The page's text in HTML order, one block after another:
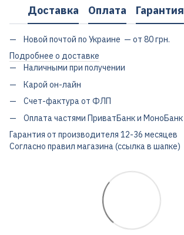
Доставка Оплата Гарантия
Новой почтой по Украине — от 80 грн.
Подробнее о доставке
Наличными при получении
Карой он-лайн
Счет-фактура от ФЛП
Оплата частями ПриватБанк и МоноБанк
Гарантия от производителя 12-36 месяцев
Согласно правил магазина (ссылка в шапке)